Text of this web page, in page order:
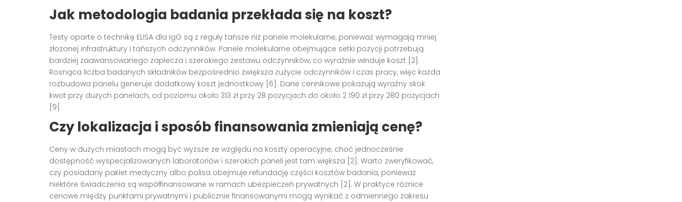
Jak metodologia badania przekłada się na koszt?
Testy oparte o technikę ELISA dla IgG są z reguły tańsze niż panele molekularne, ponieważ wymagają mniej
złożonej infrastruktury i tańszych odczynników. Panele molekularne obejmujące setki pozycji potrzebują
bardziej zaawansowanego zaplecza i szerokiego zestawu odczynników, co wyraźnie winduje koszt [2].
Rosnąca liczba badanych składników bezpośrednio zwiększa zużycie odczynników i czas pracy, więc każda
rozbudowa panelu generuje dodatkowy koszt jednostkowy [6]. Dane cennikowe pokazują wyraźny skok
kwot przy dużych panelach, od poziomu około 313 zł przy 28 pozycjach do około 2 190 zł przy 280 pozycjach
[9].
Czy lokalizacja i sposób finansowania zmieniają cenę?
Ceny w dużych miastach mogą być wyższe ze względu na koszty operacyjne, choć jednocześnie
dostępność wyspecjalizowanych laboratoriów i szerokich paneli jest tam większa [2]. Warto zweryfikować,
czy posiadany pakiet medyczny albo polisa obejmuje refundację części kosztów badania, ponieważ
niektóre świadczenia są współfinansowane w ramach ubezpieczeń prywatnych [2]. W praktyce różnice
cenowe między punktami prywatnymi i publicznie finansowanymi mogą wynikać z odmiennego zakresu